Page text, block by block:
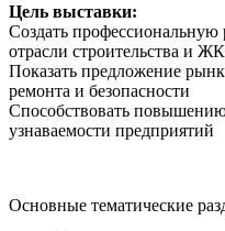
Цель выставки:
Создать профессиональную
отрасли строительства и
Показать предложение
ремонта и безопасности
Способствовать
узнаваемости предприятий
Основные тематические